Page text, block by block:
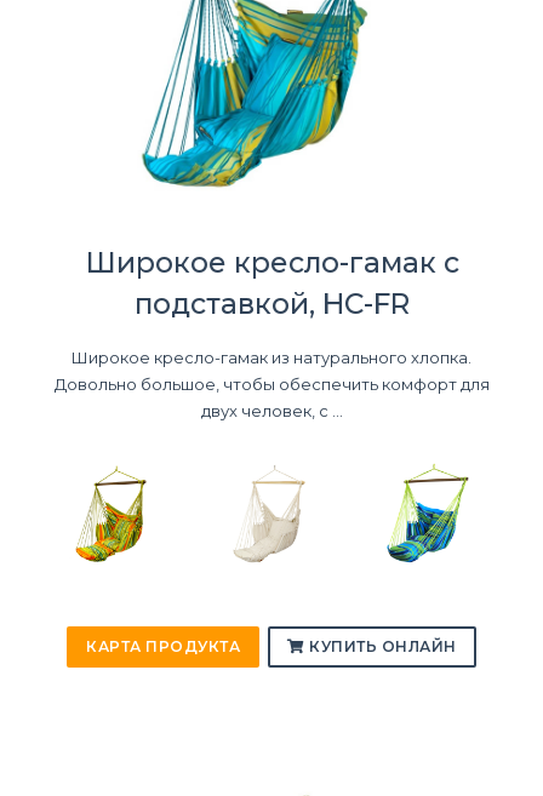
Широкое кресло-гамак с
подставкой, HC-FR
Широкое кресло-гамак из натурального хлопка.
Довольно большое, чтобы обеспечить комфорт для
двух человек, с ...
КАРТА ПРОДУКТА КУПИТЬ ОНЛАЙН